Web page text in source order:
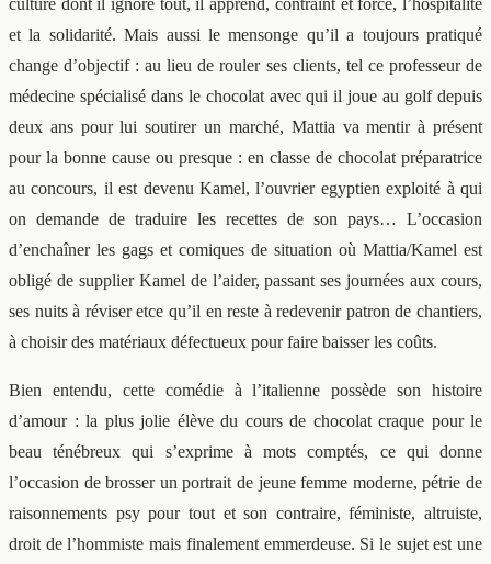
culture dont il ignore tout, il apprend, contraint et forcé, l’hospitalité
et la solidarité. Mais aussi le mensonge qu’il a toujours pratiqué
change d’objectif : au lieu de rouler ses clients, tel ce professeur de
médecine spécialisé dans le chocolat avec qui il joue au golf depuis
deux ans pour lui soutirer un marché, Mattia va mentir à présent
pour la bonne cause ou presque : en classe de chocolat préparatrice
au concours, il est devenu Kamel, l’ouvrier egyptien exploité à qui
on demande de traduire les recettes de son pays… L’occasion
d’enchaîner les gags et comiques de situation où Mattia/Kamel est
obligé de supplier Kamel de l’aider, passant ses journées aux cours,
ses nuits à réviser etce qu’il en reste à redevenir patron de chantiers,
à choisir des matériaux défectueux pour faire baisser les coûts.
Bien entendu, cette comédie à l’italienne possède son histoire
d’amour : la plus jolie élève du cours de chocolat craque pour le
beau ténébreux qui s’exprime à mots comptés, ce qui donne
l’occasion de brosser un portrait de jeune femme moderne, pétrie de
raisonnements psy pour tout et son contraire, féministe, altruiste,
droit de l’hommiste mais finalement emmerdeuse. Si le sujet est une